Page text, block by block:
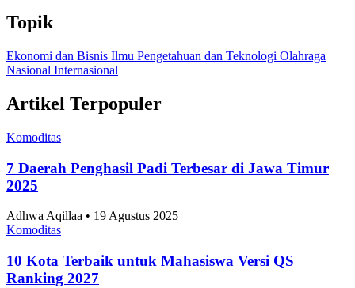
Topik
Ekonomi dan Bisnis Ilmu Pengetahuan dan Teknologi Olahraga
Nasional Internasional
Artikel Terpopuler
Komoditas
7 Daerah Penghasil Padi Terbesar di Jawa Timur
2025
Adhwa Aqillaa • 19 Agustus 2025
Komoditas
10 Kota Terbaik untuk Mahasiswa Versi QS
Ranking 2027